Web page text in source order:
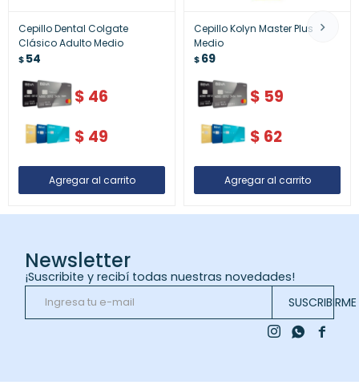
Cepillo Dental Colgate
Clásico Adulto Medio
$54
$ 46
$ 49
Cepillo Kolyn Master Plus
Medio
$69
$ 59
$ 62
Newsletter
¡Suscribite y recibí todas nuestras novedades!
SUSCRIBIRME

 